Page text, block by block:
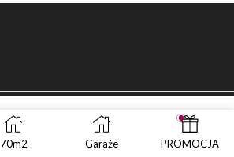
70m2 Garaże PROMOCJA